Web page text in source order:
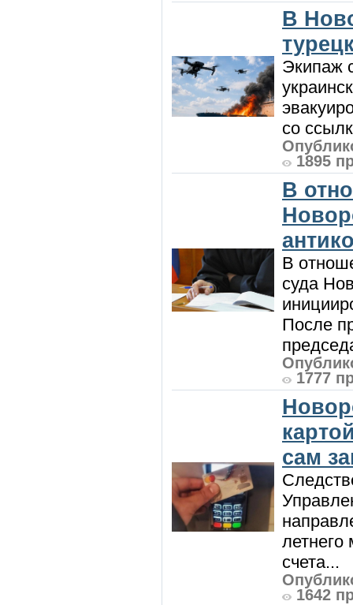
В
Экипаж
со
1895
В
В
суда
После
1777
сам
летнего
счета...
1642